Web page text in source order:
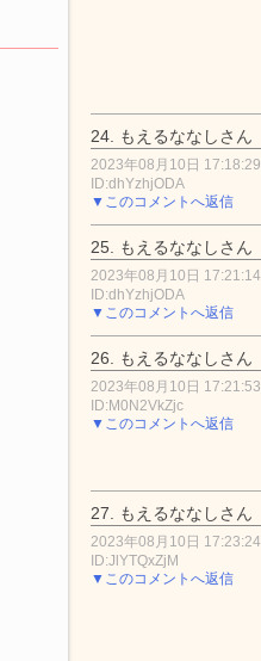
24. もえるななしさん
2023年08月10日 17:18:29
ID:dhYzhjODA
▼このコメントへ返信
25. もえるななしさん
2023年08月10日 17:21:14
ID:dhYzhjODA
▼このコメントへ返信
26. もえるななしさん
2023年08月10日 17:21:53
ID:M0N2VkZjc
▼このコメントへ返信
27. もえるななしさん
2023年08月10日 17:23:24
ID:JlYTQxZjM
▼このコメントへ返信